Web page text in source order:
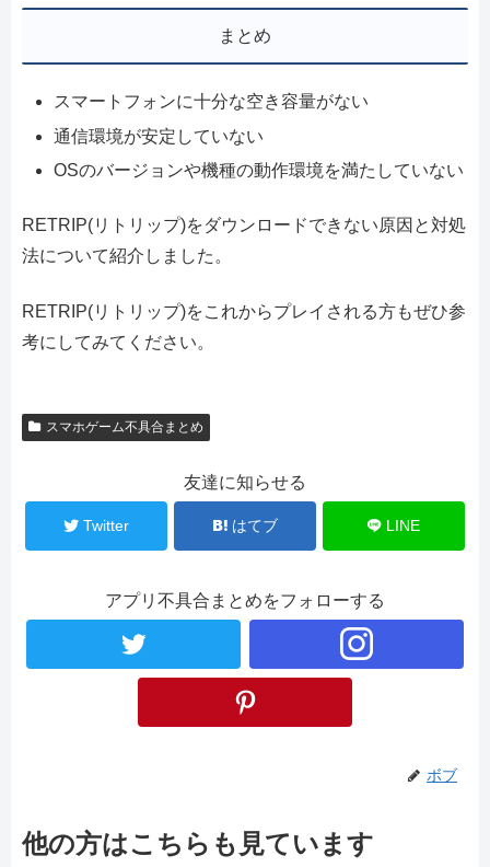
まとめ
スマートフォンに十分な空き容量がない
通信環境が安定していない
OSのバージョンや機種の動作環境を満たしていない
RETRIP(リトリップ)をダウンロードできない原因と対処
法について紹介しました。
RETRIP(リトリップ)をこれからプレイされる方もぜひ参
考にしてみてください。
スマホゲーム不具合まとめ
友達に知らせる
Twitter はてブ LINE
アプリ不具合まとめをフォローする
ボブ
他の方はこちらも見ています